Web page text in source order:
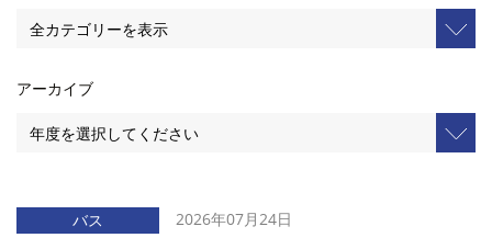
アーカイブ
バス 2026年07月24日